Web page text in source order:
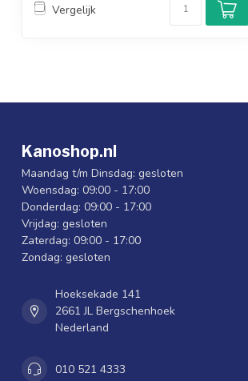
Vergelijk
Kanoshop.nl
Maandag t/m Dinsdag: gesloten
Woensdag: 09:00 - 17:00
Donderdag: 09:00 - 17:00
Vrijdag: gesloten
Zaterdag: 09:00 - 17:00
Zondag: gesloten
Hoeksekade 141
2661 JL Bergschenhoek
Nederland
010 521 4333